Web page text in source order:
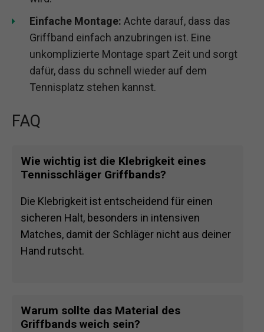
Einfache Montage: Achte darauf, dass das
Griffband einfach anzubringen ist. Eine
unkomplizierte Montage spart Zeit und sorgt
dafür, dass du schnell wieder auf dem
Tennisplatz stehen kannst.
FAQ
Wie wichtig ist die Klebrigkeit eines
Tennisschläger Griffbands?
Die Klebrigkeit ist entscheidend für einen
sicheren Halt, besonders in intensiven
Matches, damit der Schläger nicht aus deiner
Hand rutscht.
Warum sollte das Material des
Griffbands weich sein?